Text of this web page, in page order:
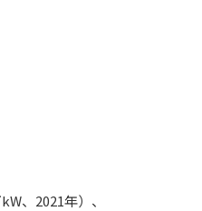
、2021年）、